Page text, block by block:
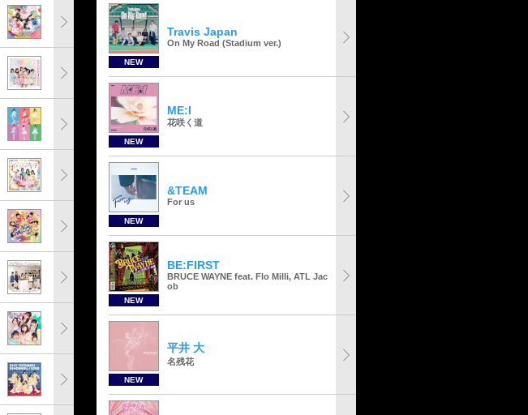
NEW
Travis Japan
On My Road (Stadium ver.)
NEW
ME:I
花咲く道
NEW
&TEAM
For us
NEW
BE:FIRST
BRUCE WAYNE feat. Flo Milli, ATL Jac
ob
NEW
平井 大
名残花